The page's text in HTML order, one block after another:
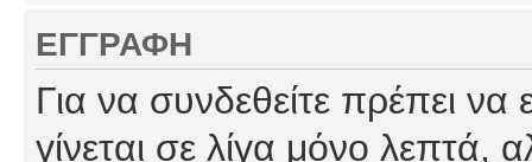
ΕΓΓΡΑΦΉ
Για να συνδεθείτε πρέπει
γίνεται σε λίγα μόνο λεπτά,